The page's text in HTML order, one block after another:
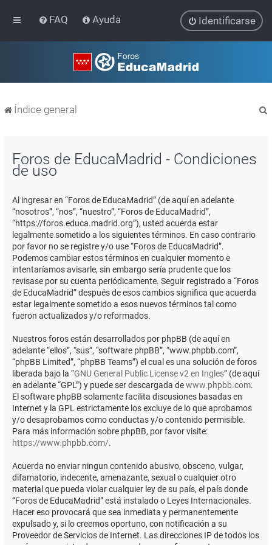
FAQ Ayuda Identificarse
Índice general
Foros de EducaMadrid - Condiciones
de uso
Al ingresar en “Foros de EducaMadrid” (de aquí en adelante
“nosotros”, “nos”, “nuestro”, “Foros de EducaMadrid”,
“https://foros.educa.madrid.org”), usted acuerda estar
legalmente sometido a los siguientes términos. En caso contrario
por favor no se registre y/o use “Foros de EducaMadrid”.
Podemos cambiar estos términos en cualquier momento e
intentaríamos avisarle, sin embargo sería prudente que los
revisase por su cuenta periódicamente. Seguir registrado a “Foros
de EducaMadrid” después de esos cambios significa que acuerda
estar legalmente sometido a esos nuevos términos tal como
fueron actualizados y/o reformados.
Nuestros foros están desarrollados por phpBB (de aquí en
adelante “ellos”, “sus”, “software phpBB”, “www.phpbb.com”,
“phpBB Limited”, “phpBB Teams”) el cual es una solución de foros
liberada bajo la “GNU General Public License v2 en Ingles” (de aquí
en adelante “GPL”) y puede ser descargada dewww.phpbb.com.
El software phpBB solamente facilita discusiones basadas en
Internet y la GPL estrictamente los excluye de lo que aprobamos
y/o desaprobamos como conductas y/o contenido permisible.
Para más información sobre phpBB, por favor visite:
https://www.phpbb.com/.
Acuerda no enviar ningun contenido abusivo, obsceno, vulgar,
difamatorio, indecente, amenazante, sexual o cualquier otro
material que pueda violar cualquier ley de su país, el país donde
“Foros de EducaMadrid” está instalado o Leyes Internacionales.
Hacer eso provocará que sea inmediata y permanentemente
expulsado y, si lo creemos oportuno, con notificación a su
Proveedor de Servicios de Internet. Las direcciones IP de todos los